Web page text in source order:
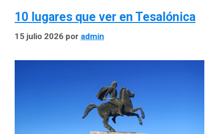
10 lugares que ver en Tesalónica
15 julio 2026 por admin